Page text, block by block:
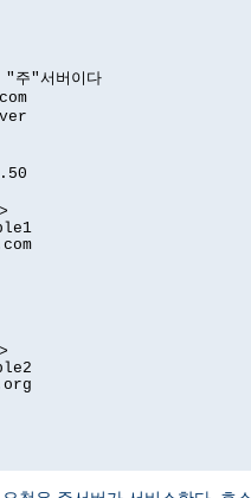
주"서버이다